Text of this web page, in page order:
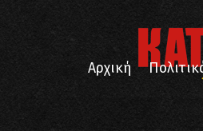
Αρχική
Πολιτισμός